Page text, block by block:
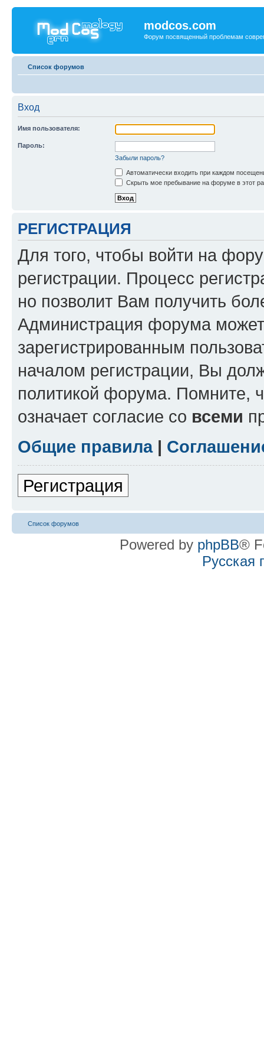
modcos.com
Форум посвященный проблемам
Список форумов
Вход
Имя пользователя:
Пароль:
Забыли пароль?
Автоматически входить при каждом
Скрыть мое пребывание на форуме в этот
РЕГИСТРАЦИЯ
Для того, чтобы войти на
регистрации. Процесс
но позволит Вам получить
Администрация форума может
зарегистрированным
началом регистрации, Вы
политикой форума. Помните,
означает согласие со всеми
Общие правила|
Регистрация
Список форумов
Powered by phpBB®
Русская